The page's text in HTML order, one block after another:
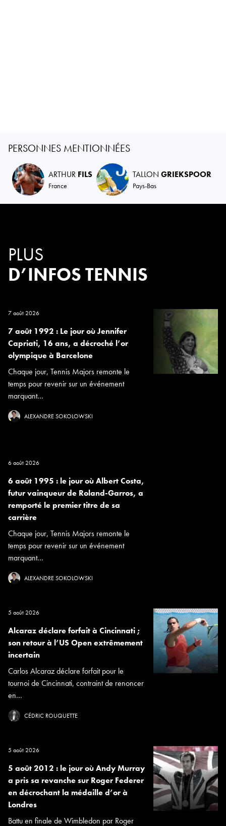
PERSONNES MENTIONNÉES
ARTHUR FILS
France
TALLON GRIEKSPOOR
Pays-Bas
PLUS
D’INFOS TENNIS
7 août 2026
7 août 1992 : Le jour où Jennifer
Capriati, 16 ans, a décroché l’or
olympique à Barcelone
Chaque jour, Tennis Majors remonte le
temps pour revenir sur un événement
marquant...
ALEXANDRE SOKOLOWSKI
6 août 2026
6 août 1995 : le jour où Albert Costa,
futur vainqueur de Roland-Garros, a
remporté le premier titre de sa
carrière
Chaque jour, Tennis Majors remonte le
temps pour revenir sur un événement
marquant...
ALEXANDRE SOKOLOWSKI
5 août 2026
Alcaraz déclare forfait à Cincinnati ;
son retour à l’US Open extrêmement
incertain
Carlos Alcaraz déclare forfait pour le
tournoi de Cincinnati, contraint de renoncer
en...
CÉDRIC ROUQUETTE
5 août 2026
5 août 2012 : le jour où Andy Murray
a pris sa revanche sur Roger Federer
en décrochant la médaille d’or à
Londres
Battu en finale de Wimbledon par Roger